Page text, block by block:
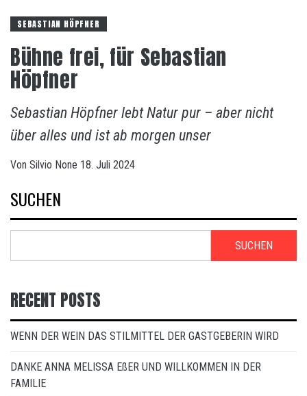
SEBASTIAN HÖPFNER
Bühne frei, für Sebastian
Höpfner
Sebastian Höpfner lebt Natur pur – aber nicht
über alles und ist ab morgen unser
Von Silvio None 18. Juli 2024
SUCHEN
SUCHEN
RECENT POSTS
WENN DER WEIN DAS STILMITTEL DER GASTGEBERIN WIRD
DANKE ANNA MELISSA EßER UND WILLKOMMEN IN DER
FAMILIE